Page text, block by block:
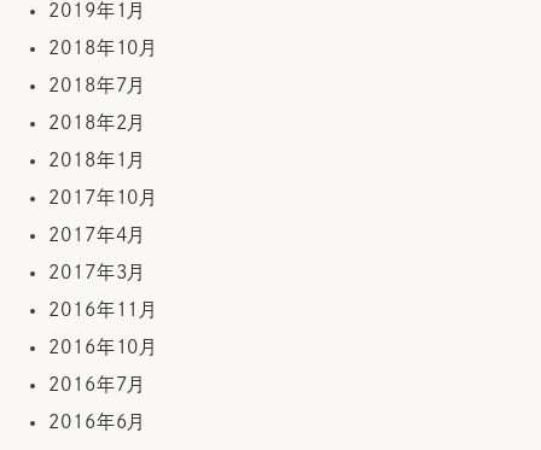
2019年1月
2018年10月
2018年7月
2018年2月
2018年1月
2017年10月
2017年4月
2017年3月
2016年11月
2016年10月
2016年7月
2016年6月